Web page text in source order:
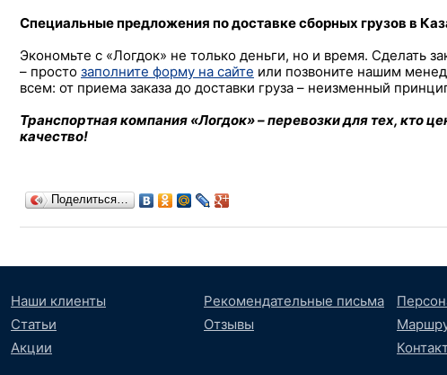
Специальные предложения по доставке сборных грузов в
Экономьте с «Логдок» не только деньги, но и время. Сделать
– просто заполните форму на сайте или позвоните нашим
всем: от приема заказа до доставки груза – неизменный
Транспортная компания «Логдок» – перевозки для тех, кто
качество!
Поделиться…
Наши клиенты
Статьи
Акции
Рекомендательные письма
Отзывы